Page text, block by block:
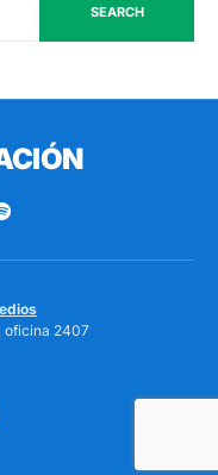
SEARCH
oficina 2407